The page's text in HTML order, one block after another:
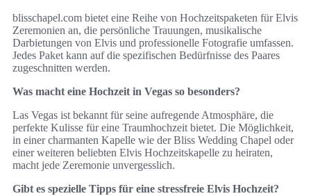
blisschapel.com bietet eine Reihe von Hochzeitspaketen für Elvis
Zeremonien an, die persönliche Trauungen, musikalische
Darbietungen von Elvis und professionelle Fotografie umfassen.
Jedes Paket kann auf die spezifischen Bedürfnisse des Paares
zugeschnitten werden.
Was macht eine Hochzeit in Vegas so besonders?
Las Vegas ist bekannt für seine aufregende Atmosphäre, die
perfekte Kulisse für eine Traumhochzeit bietet. Die Möglichkeit,
in einer charmanten Kapelle wie der Bliss Wedding Chapel oder
einer weiteren beliebten Elvis Hochzeitskapelle zu heiraten,
macht jede Zeremonie unvergesslich.
Gibt es spezielle Tipps für eine stressfreie Elvis Hochzeit?